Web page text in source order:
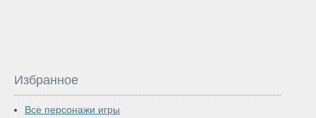
Избранное
Все персонажи игры